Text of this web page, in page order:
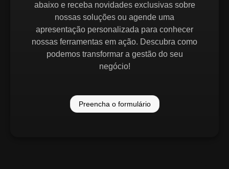
abaixo e receba novidades exclusivas sobre
nossas soluções ou agende uma
apresentação personalizada para conhecer
nossas ferramentas em ação. Descubra como
podemos transformar a gestão do seu
negócio!
Preencha o formulário